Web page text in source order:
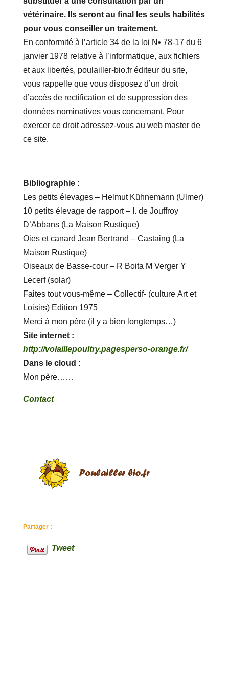
vétérinaire.Ils seront au final les seuls habilités
pour vous conseiller un traitement.
En conformité à l’article 34 de la loi N• 78-17 du 6
janvier 1978 relative à l’informatique, aux fichiers
et aux libertés, poulailler-bio.fr éditeur du site,
vous rappelle que vous disposez d’un droit
d’accès de rectification et de suppression des
données nominatives vous concernant. Pour
exercer ce droit adressez-vous au web master de
ce site.
Bibliographie :
Les petits élevages – Helmut Kühnemann (Ulmer)
10 petits élevage de rapport – I. de Jouffroy
D’Abbans (La Maison Rustique)
Oies et canard Jean Bertrand – Castaing (La
Maison Rustique)
Oiseaux de Basse-cour – R Boita M Verger Y
Lecerf (solar)
Faites tout vous-même – Collectif- (culture Art et
Loisirs) Edition 1975
Merci à mon père (il y a bien longtemps…)
Site internet :
http://volaillepoultry.pagesperso-orange.fr/
Dans le cloud :
Mon père……
Contact
Partager :
Tweet